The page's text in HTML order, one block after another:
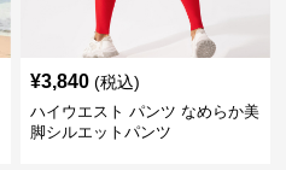
¥3,840 (税込)
ハイウエスト パンツ なめらか美
脚シルエットパンツ